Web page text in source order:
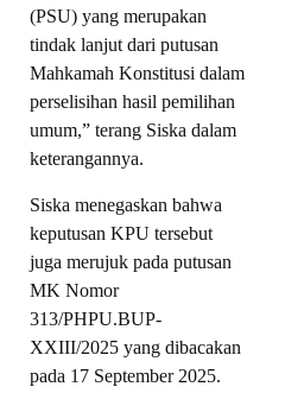
(PSU) yang merupakan
tindak lanjut dari putusan
Mahkamah Konstitusi dalam
perselisihan hasil pemilihan
umum,” terang Siska dalam
keterangannya.
Siska menegaskan bahwa
keputusan KPU tersebut
juga merujuk pada putusan
MK Nomor
313/PHPU.BUP-
XXIII/2025 yang dibacakan
pada 17 September 2025.